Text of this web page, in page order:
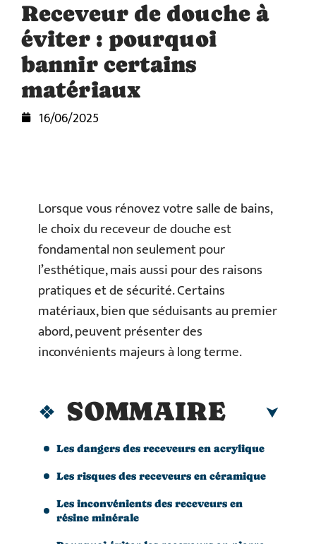
Receveur de douche à
éviter : pourquoi
bannir certains
matériaux
16/06/2025
Lorsque vous rénovez votre salle de bains,
le choix du receveur de douche est
fondamental non seulement pour
l’esthétique, mais aussi pour des raisons
pratiques et de sécurité. Certains
matériaux, bien que séduisants au premier
abord, peuvent présenter des
inconvénients majeurs à long terme.
SOMMAIRE
Les dangers des receveurs en acrylique
Les risques des receveurs en céramique
Les inconvénients des receveurs en
résine minérale